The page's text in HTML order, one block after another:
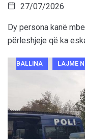
27/07/2026
Dy persona kanë
përleshjeje që ka
BALLINA LAJME